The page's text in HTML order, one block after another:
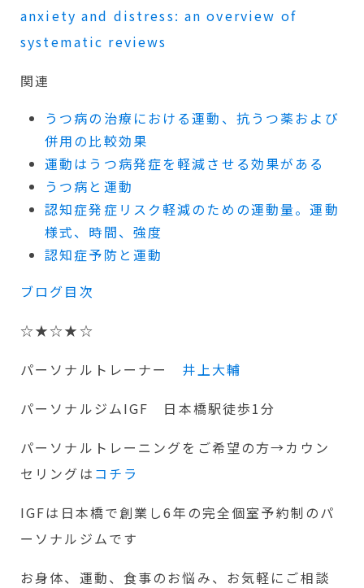
anxiety and distress: an overview of
systematic reviews
関連
うつ病の治療における運動、抗うつ薬および
併用の比較効果
運動はうつ病発症を軽減させる効果がある
うつ病と運動
認知症発症リスク軽減のための運動量。運動
様式、時間、強度
認知症予防と運動
ブログ目次
☆★☆★☆
パーソナルトレーナー 井上大輔
パーソナルジムIGF 日本橋駅徒歩1分
パーソナルトレーニングをご希望の方→カウン
セリングは コチラ
IGFは日本橋で創業し6年の完全個室予約制のパ
ーソナルジムです
お身体、運動、食事のお悩み、お気軽にご相談